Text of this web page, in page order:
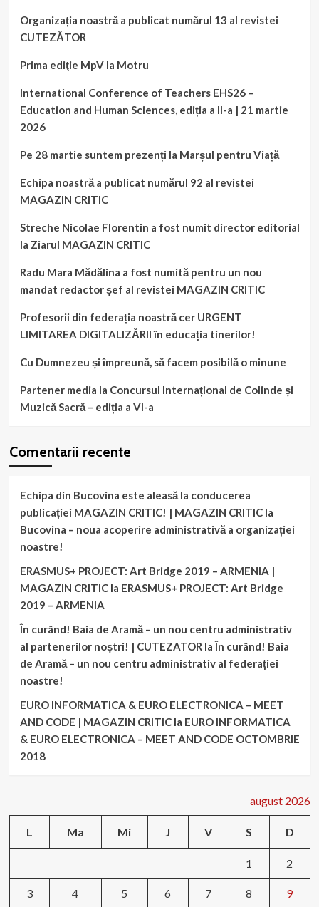
Organizația noastră a publicat numărul 13 al revistei
CUTEZĂTOR
Prima ediţie MpV la Motru
International Conference of Teachers EHS26 –
Education and Human Sciences, ediția a II-a | 21 martie
2026
Pe 28 martie suntem prezenți la Marșul pentru Viață
Echipa noastră a publicat numărul 92 al revistei
MAGAZIN CRITIC
Streche Nicolae Florentin a fost numit director editorial
la Ziarul MAGAZIN CRITIC
Radu Mara Mădălina a fost numită pentru un nou
mandat redactor șef al revistei MAGAZIN CRITIC
Profesorii din federația noastră cer URGENT
LIMITAREA DIGITALIZĂRII în educația tinerilor!
Cu Dumnezeu și împreună, să facem posibilă o minune
Partener media la Concursul Internațional de Colinde și
Muzică Sacră – ediția a VI-a
Comentarii recente
Echipa din Bucovina este aleasă la conducerea
publicației MAGAZIN CRITIC! | MAGAZIN CRITICla
Bucovina – noua acoperire administrativă a organizației
noastre!
ERASMUS+ PROJECT: Art Bridge 2019 – ARMENIA |
MAGAZIN CRITICla ERASMUS+ PROJECT: Art Bridge
2019 – ARMENIA
În curând! Baia de Aramă – un nou centru administrativ
al partenerilor noștri! | CUTEZATOR laÎn curând! Baia
de Aramă – un nou centru administrativ al federației
noastre!
EURO INFORMATICA & EURO ELECTRONICA – MEET
AND CODE | MAGAZIN CRITICla EURO INFORMATICA
& EURO ELECTRONICA – MEET AND CODE OCTOMBRIE
2018
august 2026
L Ma Mi J V S D
1 2
3 4 5 6 7 8 9